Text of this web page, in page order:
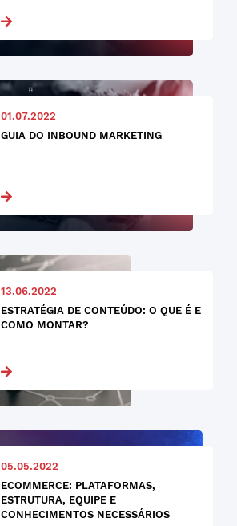
01.07.2022
GUIA DO INBOUND MARKETING
13.06.2022
ESTRATÉGIA DE CONTEÚDO: O QUE É E
COMO MONTAR?
05.05.2022
ECOMMERCE: PLATAFORMAS,
ESTRUTURA, EQUIPE E
CONHECIMENTOS NECESSÁRIOS